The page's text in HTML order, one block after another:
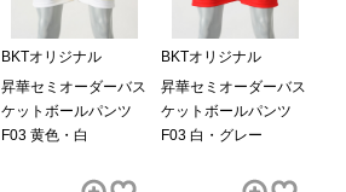
BKTオリジナル
昇華セミオーダーバス
ケットボールパンツ
F03 黄色・白
BKTオリジナル
昇華セミオーダーバス
ケットボールパンツ
F03 白・グレー